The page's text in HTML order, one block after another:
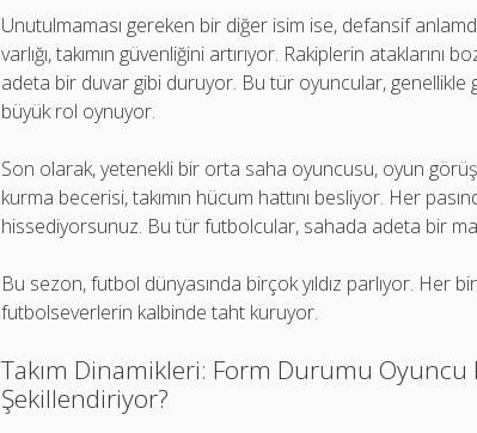
Unutulmaması gereken bir diğer isim ise, defansif
varlığı, takımın güvenliğini artırıyor. Rakiplerin ataklarını
adeta bir duvar gibi duruyor. Bu tür oyuncular, genellikle
büyük rol oynuyor.
Son olarak, yetenekli bir orta saha oyuncusu, oyun
kurma becerisi, takımın hücum hattını besliyor. Her
hissediyorsunuz. Bu tür futbolcular, sahada adeta bir
Bu sezon, futbol dünyasında birçok yıldız parlıyor. Her
futbolseverlerin kalbinde taht kuruyor.
Takım Dinamikleri: Form Durumu Oyuncu
Şekillendiriyor?